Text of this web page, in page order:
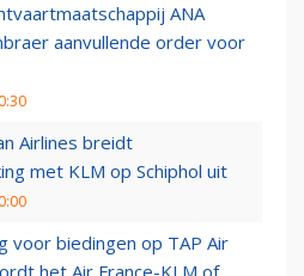
ANA
aanvullende order voor
Airlines breidt
met KLM op Schiphol uit
voor biedingen op TAP Air